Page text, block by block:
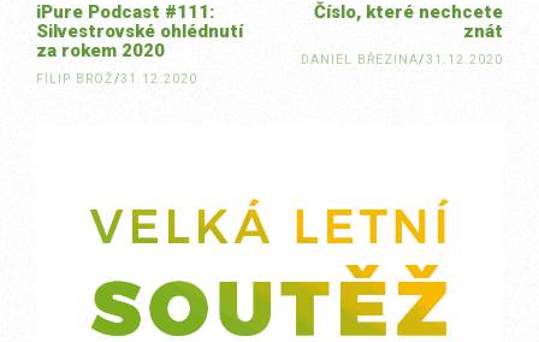
Číslo, které nechcete
znát
DANIEL BŘEZINA/31.12.2020
iPure Podcast #111:
Silvestrovské ohlédnutí
za rokem 2020
FILIP BROŽ/31.12.2020